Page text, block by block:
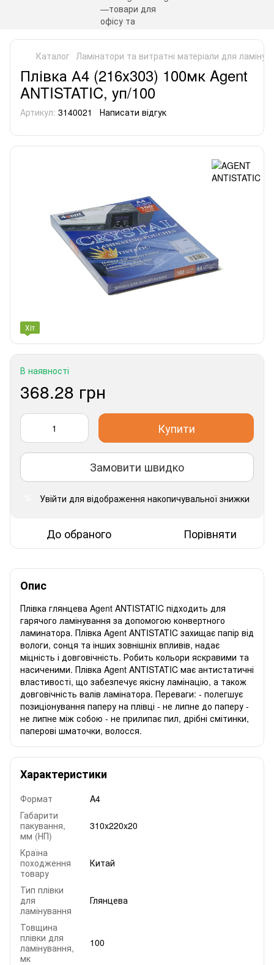
Каталог Ламінатори та витратні матеріали для
Плівка А4 (216х303) 100мк Agent
ANTISTATIC, уп/100
Артикул: 3140021 Написати відгук
Хіт
В наявності
368.28 грн
Купити
Замовити швидко
Увійти для відображення накопичувальної знижки
До обраного Порівняти
Опис
Плівка глянцева Agent ANTISTATIC підходить для
гарячого ламінування за допомогою конвертного
ламинатора. Плівка Agent ANTISTATIC захищає папір від
вологи, сонця та інших зовнішніх впливів, надає
міцність і довговічність. Робить кольори яскравими та
насиченими. Плівка Agent ANTISTATIC має антистатичні
властивості, що забезпечує якісну ламінацію, а також
довговічність валів ламінатора. Переваги: - полегшує
позиціонування паперу на плівці - не липне до паперу -
не липне між собою - не прилипає пил, дрібні смітинки,
паперові шматочки, волосся.
Характеристики
Формат
A4
Габарити
пакування,
мм (НП)
310x220x20
Країна
походження
товару
Китай
Тип плівки
для
ламінування
Глянцева
Товщина
плівки для
ламінування,
мк
100